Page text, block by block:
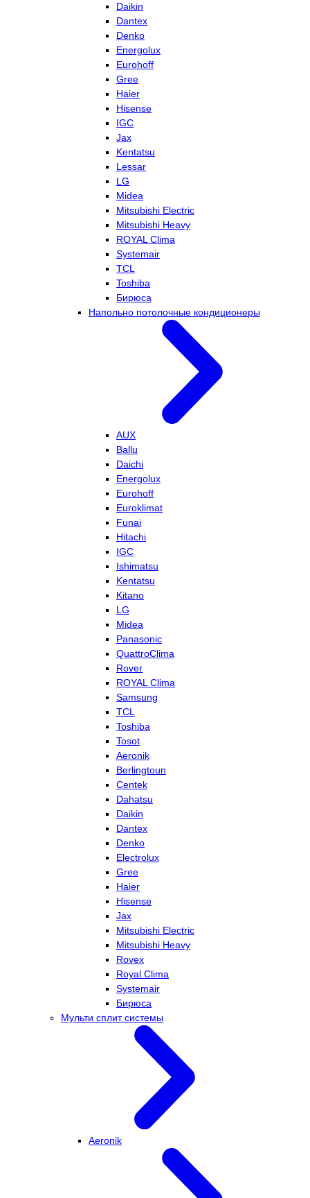
Daikin
Dantex
Denko
Energolux
Eurohoff
Gree
Haier
Hisense
IGC
Jax
Kentatsu
Lessar
LG
Midea
Mitsubishi Electric
Mitsubishi Heavy
ROYAL Clima
Systemair
TCL
Toshiba
Бирюса
Напольно потолочные кондиционеры
AUX
Ballu
Daichi
Energolux
Eurohoff
Euroklimat
Funai
Hitachi
IGC
Ishimatsu
Kentatsu
Kitano
LG
Midea
Panasonic
QuattroClima
Rover
ROYAL Clima
Samsung
TCL
Toshiba
Tosot
Aeronik
Berlingtoun
Centek
Dahatsu
Daikin
Dantex
Denko
Electrolux
Gree
Haier
Hisense
Jax
Mitsubishi Electric
Mitsubishi Heavy
Rovex
Royal Clima
Systemair
Бирюса
Мульти сплит системы
Aeronik